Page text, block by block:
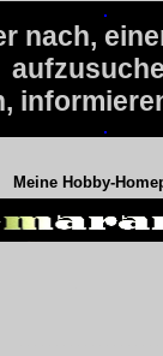
.
nach,
.
Meine Hobby-